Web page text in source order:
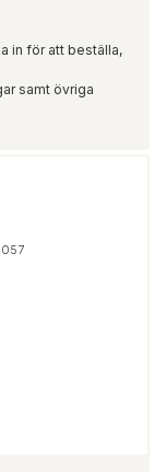
in för att beställa,
samt övriga